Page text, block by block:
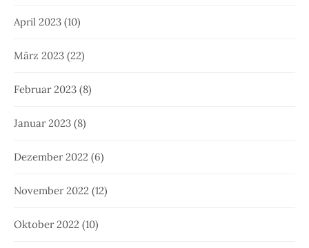
April 2023 (10)
März 2023 (22)
Februar 2023 (8)
Januar 2023 (8)
Dezember 2022 (6)
November 2022 (12)
Oktober 2022 (10)